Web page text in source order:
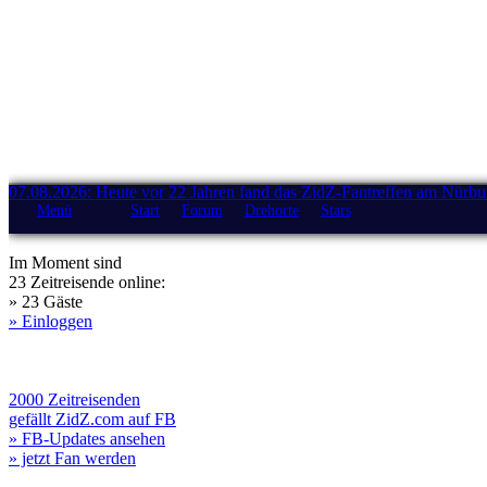
07.08.2026: Heute vor 22 Jahren fand das ZidZ-Fantreffen am
Menü Start Forum Drehorte Stars
Im Moment sind
23 Zeitreisende online:
» 23 Gäste
» Einloggen
2000 Zeitreisenden
gefällt ZidZ.com auf FB
» FB-Updates ansehen
» jetzt Fan werden